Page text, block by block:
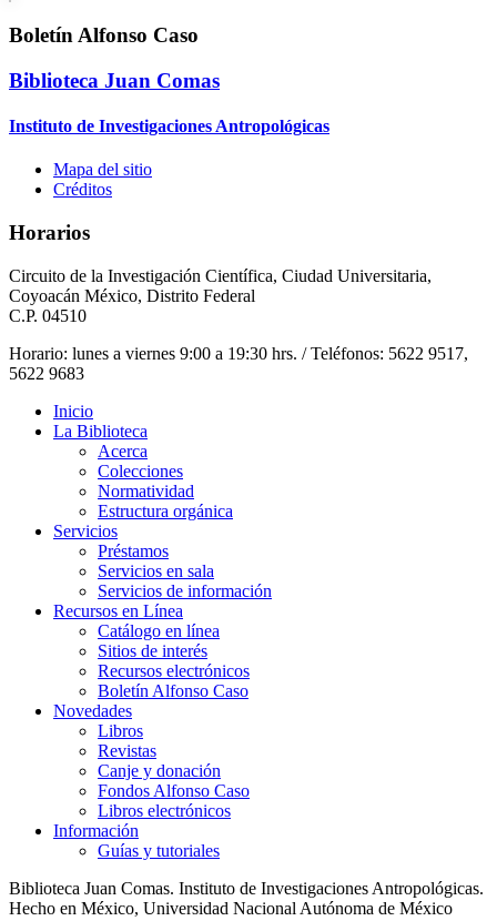
Boletín Alfonso Caso
Biblioteca Juan Comas
Instituto de Investigaciones Antropológicas
Mapa del sitio
Créditos
Horarios
Circuito de la Investigación Científica, Ciudad Universitaria,
Coyoacán México, Distrito Federal
C.P. 04510
Horario: lunes a viernes 9:00 a 19:30 hrs. / Teléfonos: 5622 9517,
5622 9683
Inicio
La Biblioteca
Acerca
Colecciones
Normatividad
Estructura orgánica
Servicios
Préstamos
Servicios en sala
Servicios de información
Recursos en Línea
Catálogo en línea
Sitios de interés
Recursos electrónicos
Boletín Alfonso Caso
Novedades
Libros
Revistas
Canje y donación
Fondos Alfonso Caso
Libros electrónicos
Información
Guías y tutoriales
Biblioteca Juan Comas. Instituto de Investigaciones Antropológicas.
Hecho en México, Universidad Nacional Autónoma de México